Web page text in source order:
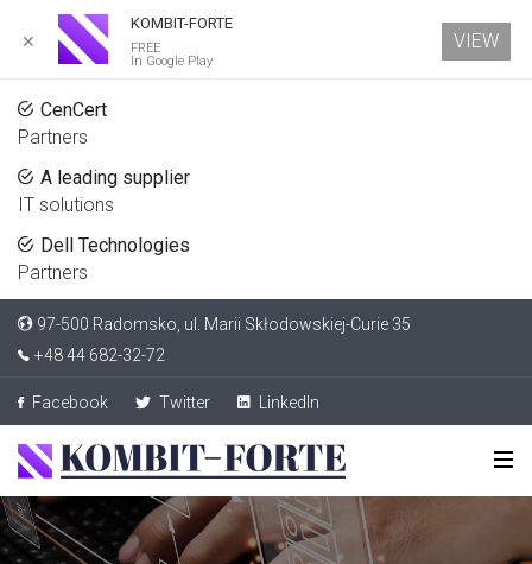
CenCert
Partners
A leading supplier
IT solutions
Dell Technologies
Partners
97-500 Radomsko, ul. Marii Skłodowskiej-Curie 35
+48 44 682-32-72
Facebook Twitter LinkedIn
✕
KOMBIT-FORTE
FREE
In Google Play
VIEW